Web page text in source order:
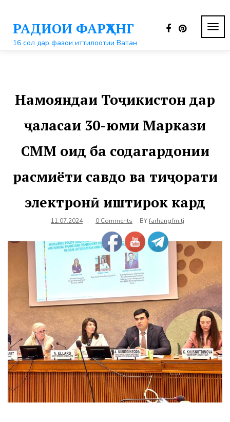
контентуРАДИОИ ФАРҲАНГ
16 сол дар фазои иттилоотии Ватан
Намояндаи Тоҷикистон дар
ҷаласаи 30-юми Маркази
СММ оид ба содагардонии
расмиёти савдо ва тиҷорати
электронӣ иштирок кард
11.07.2024 0 Comments BYfarhangfm.tj